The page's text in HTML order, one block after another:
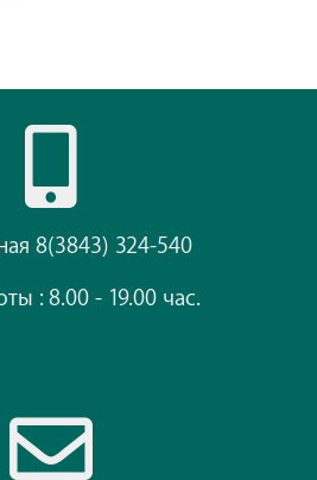
8(3843) 324-540
: 8.00 - 19.00 час.